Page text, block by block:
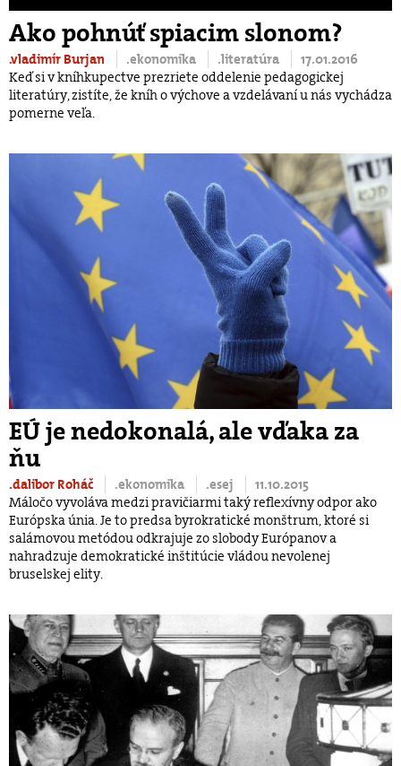
Ako pohnúť spiacim slonom?
.vladimír Burjan .ekonomika .literatúra
17.01.2016
Keď si v kníhkupectve prezriete oddelenie pedagogickej
literatúry, zistíte, že kníh o výchove a vzdelávaní u nás vychádza
pomerne veľa.
EÚ je nedokonalá, ale vďaka za
ňu
.dalibor Roháč .ekonomika .esej
11.10.2015
Máločo vyvoláva medzi pravičiarmi taký reflexívny odpor ako
Európska únia. Je to predsa byrokratické monštrum, ktoré si
salámovou metódou odkrajuje zo slobody Európanov a
nahradzuje demokratické inštitúcie vládou nevolenej
bruselskej elity.